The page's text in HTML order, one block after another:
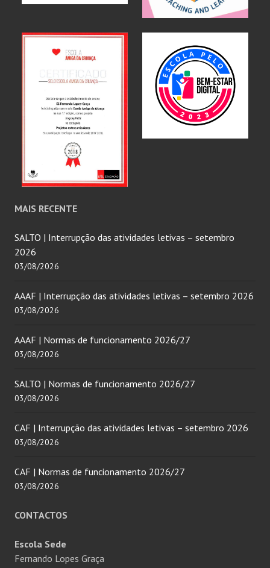
MAIS RECENTE
SALTO | Interrupção das atividades letivas – setembro
2026
03/08/2026
AAAF | Interrupção das atividades letivas – setembro 2026
03/08/2026
AAAF | Normas de funcionamento 2026/27
03/08/2026
SALTO | Normas de funcionamento 2026/27
03/08/2026
CAF | Interrupção das atividades letivas – setembro 2026
03/08/2026
CAF | Normas de funcionamento 2026/27
03/08/2026
CONTACTOS
Escola Sede
Fernando Lopes Graça